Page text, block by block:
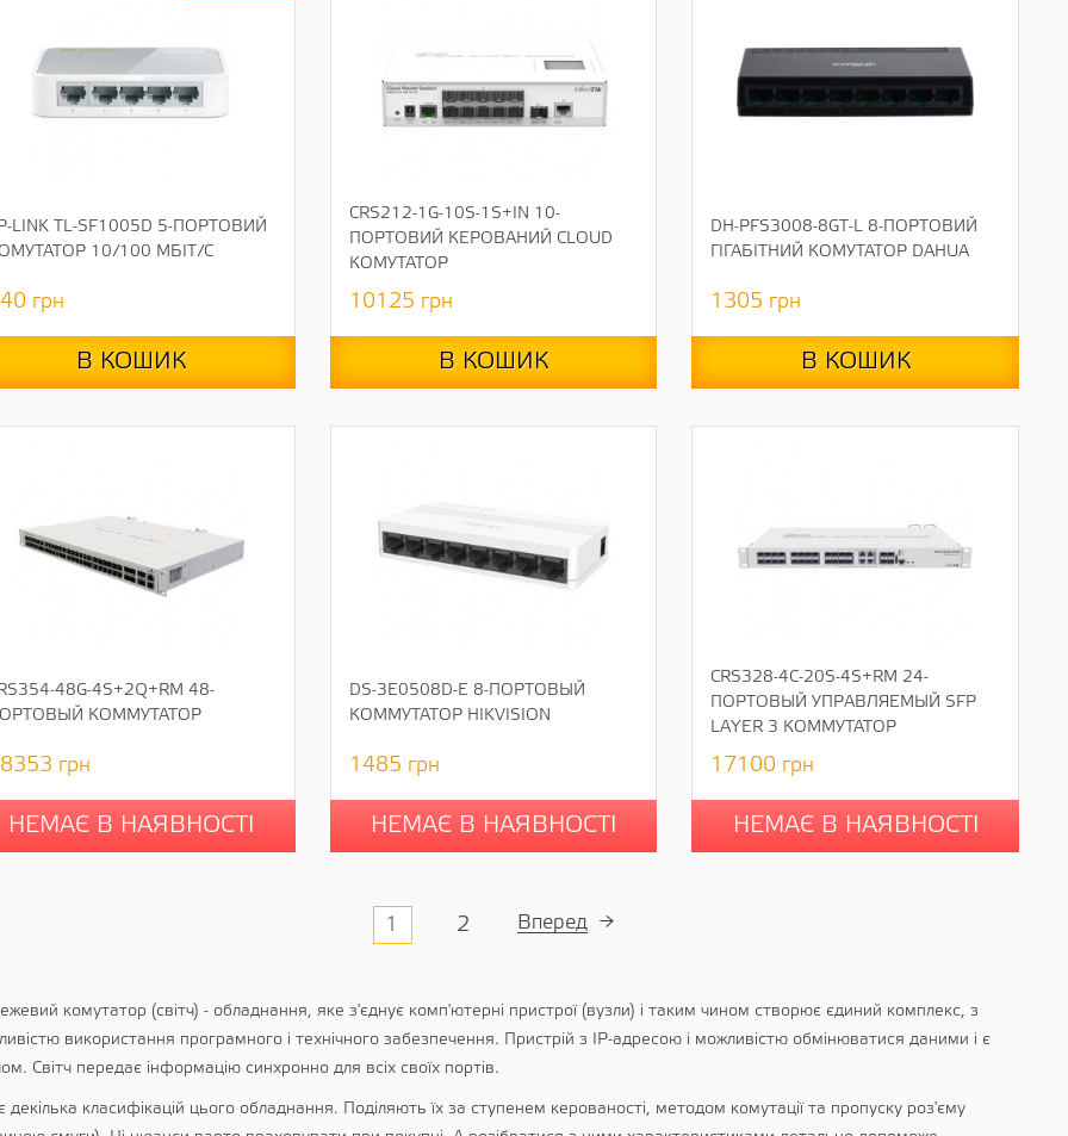
комутатор (світч) - обладнання, яке з'єднує комп'ютерні пристрої (вузли) і таким чином створює єдиний комплекс, з
використання програмного і технічного забезпечення. Пристрій з IP-адресою і можливістю обмінюватися даними і є
Світч передає інформацію синхронно для всіх своїх портів.
декілька класифікацій цього обладнання. Поділяють їх за ступенем керованості, методом комутації та пропуску роз'єму
LINK TL-SF1005D 5-ПОРТОВИЙ
10/100 МБІТ/С
грн
В КОШИК
CRS212-1G-10S-1S+IN 10-
ПОРТОВИЙ КЕРОВАНИЙ CLOUD
КОМУТАТОР
10125 грн
В КОШИК
DH-PFS3008-8GT-L 8-ПОРТОВИЙ
ГІГАБІТНИЙ КОМУТАТОР DAHUA
1305 грн
В КОШИК
48G-4S+2Q+RM 48-
КОММУТАТОР
грн
НЕМАЄ В НАЯВНОСТІ
DS-3E0508D-E 8-ПОРТОВЫЙ
КОММУТАТОР HIKVISION
1485 грн
НЕМАЄ В НАЯВНОСТІ
CRS328-4C-20S-4S+RM 24-
ПОРТОВЫЙ УПРАВЛЯЕМЫЙ SFP
LAYER 3 КОММУТАТОР
17100 грн
НЕМАЄ В НАЯВНОСТІ
1 2 Вперед →